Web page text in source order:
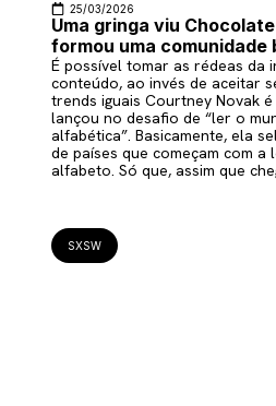
25/03/2026
Uma gringa viu
formou uma comunidade
É possível tomar as rédeas da
conteúdo, ao invés de aceitar
trends iguais Courtney Novak
lançou no desafio de “ler o
alfabética”. Basicamente, ela
de países que começam com a
alfabeto. Só que, assim que
SXSW